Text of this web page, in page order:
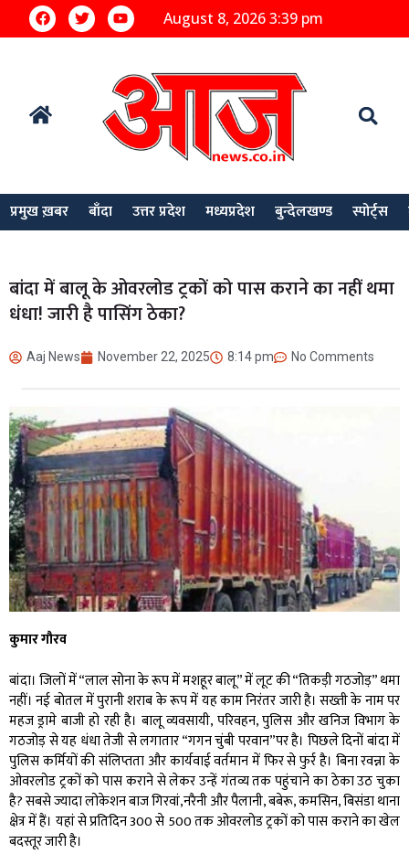
August 8, 2026 3:39 pm
प्रमुख ख़बर बाँदा उत्तर प्रदेश मध्यप्रदेश बुन्देलखण्ड स्पोर्ट्स
बांदा में बालू के ओवरलोड ट्रकों को पास कराने का नहीं थमा
धंधा! जारी है पासिंग ठेका?
Aaj News November 22, 2025 8:14 pm No Comments
कुमार गौरव
बांदा। जिलों में “लाल सोना के रूप में मशहूर बालू” में लूट की “तिकड़ी गठजोड़” थमा
नहीं। नई बोतल में पुरानी शराब के रूप में यह काम निरंतर जारी है। सख्ती के नाम पर
महज ड्रामे बाजी हो रही है। बालू व्यवसायी, परिवहन, पुलिस और खनिज विभाग के
गठजोड़ से यह धंधा तेजी से लगातार “गगन चुंबी परवान”पर है। पिछले दिनों बांदा में
पुलिस कर्मियों की संलिप्तता और कार्यवाई वर्तमान में फिर से फुर्र है। बिना रवन्ना के
ओवरलोड ट्रकों को पास कराने से लेकर उन्हें गंतव्य तक पहुंचाने का ठेका उठ चुका
है? सबसे ज्यादा लोकेशन बाज गिरवां,नरैनी और पैलानी, बबेरू, कमसिन, बिसंडा थाना
क्षेत्र में हैं। यहां से प्रतिदिन 300 से 500 तक ओवरलोड ट्रकों को पास कराने का खेल
बदस्तूर जारी है।